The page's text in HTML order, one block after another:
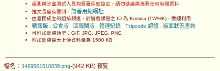
超測與沙盒測試人員均簽署保密協定，請勿談論與洩漏任何有關資料
推文長度有限制， 請善用縮網址
由島民成立的組排頻道，於遊戲頻道之 ID 為 Komica (TW/HK)，歡迎利用
戰報版 公會版 回報鬧版 管理紀錄 Tripcode 認證 版面狀況查詢
可附加圖檔類型：GIF, JPG, JPEG, PNG
附加圖檔最大上傳資料量為 1500 KB
檔名： 1469561010039.png-(942 KB) 預覽